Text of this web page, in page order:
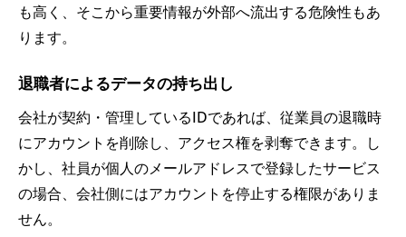
も高く、そこから重要情報が外部へ流出する危険性もあ
ります。
退職者によるデータの持ち出し
会社が契約・管理しているIDであれば、従業員の退職時
にアカウントを削除し、アクセス権を剥奪できます。し
かし、社員が個人のメールアドレスで登録したサービス
の場合、会社側にはアカウントを停止する権限がありま
せん。